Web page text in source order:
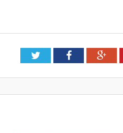
TwitterFacebook